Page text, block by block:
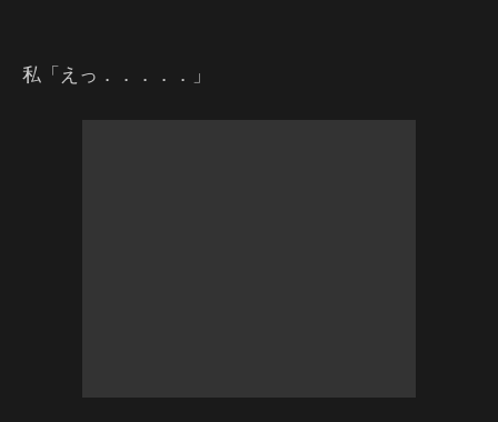
私「えっ．．．．．」